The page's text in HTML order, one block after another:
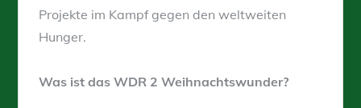
Projekte im Kampf gegen den weltweiten
Hunger.
Was ist das WDR 2 Weihnachtswunder?